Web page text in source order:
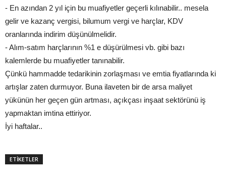
- En azından 2 yıl için bu muafiyetler geçerli kılınabilir.. mesela
gelir ve kazanç vergisi, bilumum vergi ve harçlar, KDV
oranlarında indirim düşünülmelidir.
- Alım-satım harçlarının %1 e düşürülmesi vb. gibi bazı
kalemlerde bu muafiyetler tanınabilir.
Çünkü hammadde tedarikinin zorlaşması ve emtia fiyatlarında ki
artışlar zaten durmuyor. Buna ilaveten bir de arsa maliyet
yükünün her geçen gün artması, açıkçası inşaat sektörünü iş
yapmaktan imtina ettiriyor.
İyi haftalar..
ETİKETLER